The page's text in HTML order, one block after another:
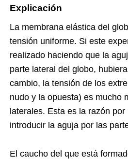
Explicación
La membrana elástica del
tensión uniforme. Si este
realizado haciendo que la
parte lateral del globo,
cambio, la tensión de los
nudo y la opuesta) es mucho
laterales. Esta es la razón
introducir la aguja por las
El caucho del que está